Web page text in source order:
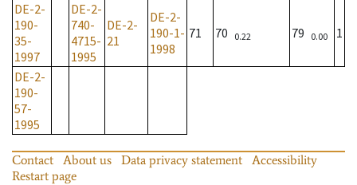
DE-2-
190-
35-
1997
DE-2-
740-
4715-
1995
DE-2-
21
DE-2-
190-1-
1998
71 70 0.22 79 0.00 1
DE-2-
190-
57-
1995
Contact About us Data privacy statement
Accessibility
Restart page